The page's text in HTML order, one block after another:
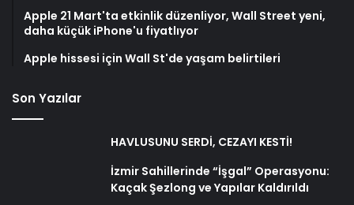
Apple 21 Mart'ta etkinlik düzenliyor, Wall Street yeni,
daha küçük iPhone'u fiyatlıyor
Apple hissesi için Wall St'de yaşam belirtileri
Son Yazılar
HAVLUSUNU SERDİ, CEZAYI KESTİ!
İzmir Sahillerinde “İşgal” Operasyonu:
Kaçak Şezlong ve Yapılar Kaldırıldı